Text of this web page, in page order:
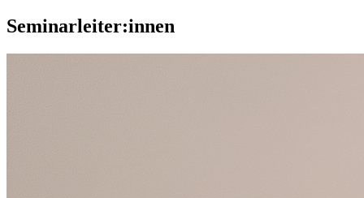
Seminarleiter:innen